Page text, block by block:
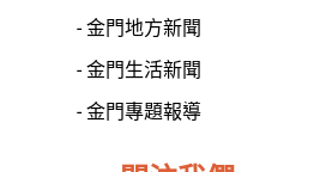
- 金門地方新聞
- 金門生活新聞
- 金門專題報導